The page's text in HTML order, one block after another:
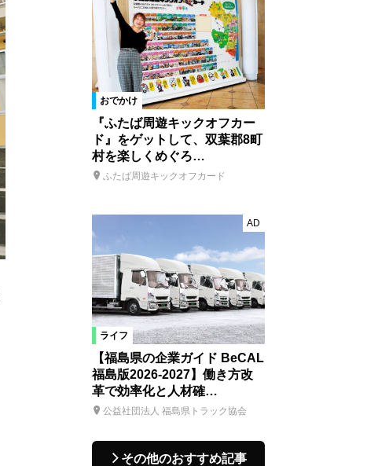
おでかけ
『ふたば周遊キックオフカー
ド』をゲットして、双葉郡8町
村を楽しくめぐろ…
ふたば周遊キックオフカード
ライフ
AD
【福島県の企業ガイド BeCAL
福島版2026-2027】働き方改
革で効率化と人材確…
公益社団法人 福島県トラック協会
その他のおすすめ記事